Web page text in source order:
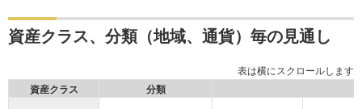
資産クラス、分類（地域、通貨）毎の見通し
資産クラス 分類